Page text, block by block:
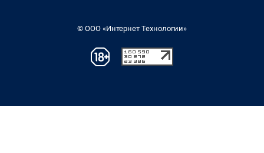
© ООО «Интернет Технологии»